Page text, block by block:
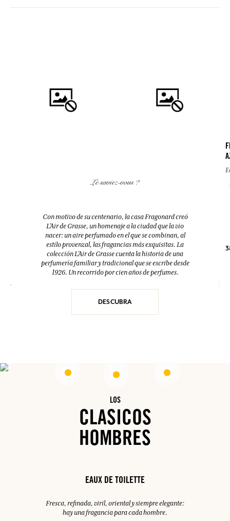
FLEUR D'ORANGER (FLOR DE
200ml
52,00 €
Le saviez-vous ?
Con motivo de su centenario, la casa Fragonard creó
L’Air de Grasse, un homenaje a la ciudad que la vio
nacer: un aire perfumado en el que se combinan, al
estilo provenzal, las fragancias más exquisitas. La
colección L’Air de Grasse cuenta la historia de una
perfumería familiar y tradicional que se escribe desde
1926. Un recorrido por cien años de perfumes.
DESCUBRA
LOS
CLASICOS
HOMBRES
EAUX DE TOILETTE
Fresca, refinada, viril, oriental y siempre elegante:
hay una fragancia para cada hombre.